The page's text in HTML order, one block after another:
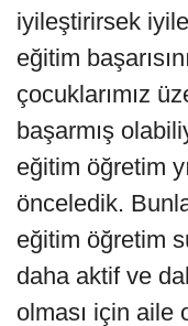
iyileştirirsek
eğitim
çocuklarımız
başarmış
eğitim öğretim
önceledik.
eğitim öğretim
daha aktif ve
olması için aile